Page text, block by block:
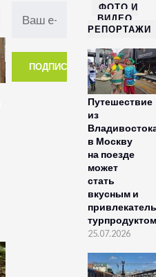
ФОТО И
ВИДЕО
РЕПОРТАЖИ
Путешествие
из
в Москву
на поезде
может
стать
вкусным и
турпродуктом
25.07.2026